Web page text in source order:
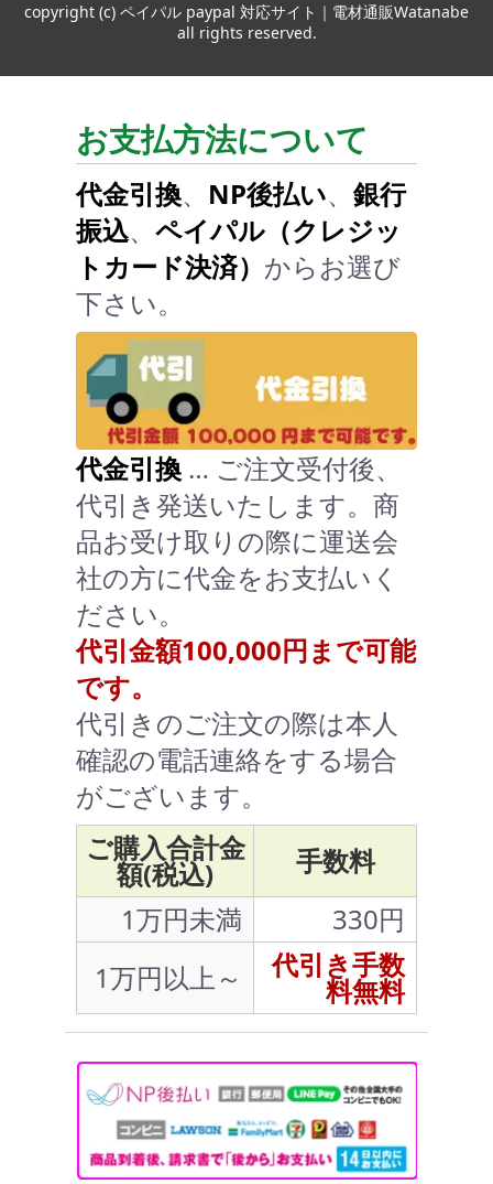
copyright (c) ペイパル paypal 対応サイト｜電材通販Watanabe
all rights reserved.
お支払方法について
代金引換、 NP後払い、 銀行
振込、 ペイパル（クレジッ
トカード決済） からお選び
下さい。
代金引換 … ご注文受付後、
代引き発送いたします。商
品お受け取りの際に運送会
社の方に代金をお支払いく
ださい。
代引金額100,000円まで可能
です。
代引きのご注文の際は本人
確認の電話連絡をする場合
がございます。
ご購入合計金
額(税込)
手数料
1万円未満
330円
1万円以上～
代引き手数
料無料